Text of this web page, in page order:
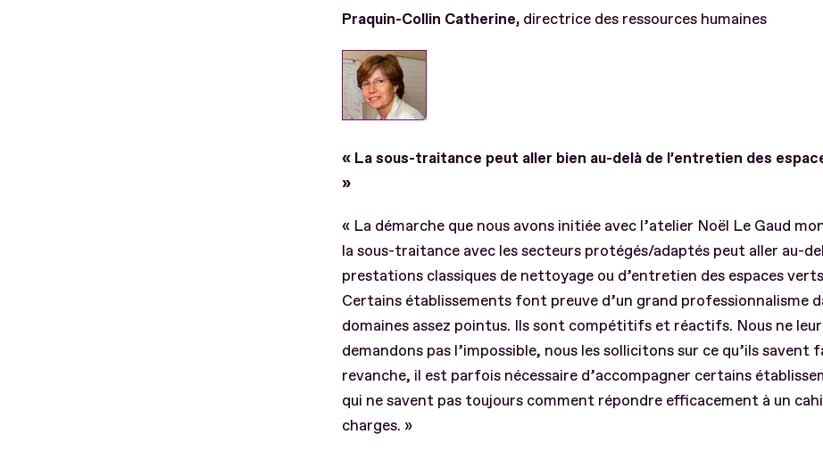
Praquin-Collin Catherine, directrice des ressources humaines
« La sous-traitance peut aller bien au-delà de l’entretien des
»
« La démarche que nous avons initiée avec l’atelier Noël Le Gaud
la sous-traitance avec les secteurs protégés/adaptés peut aller au-
prestations classiques de nettoyage ou d’entretien des espaces
Certains établissements font preuve d’un grand professionnalisme
domaines assez pointus. Ils sont compétitifs et réactifs. Nous ne leur
demandons pas l’impossible, nous les sollicitons sur ce qu’ils savent
revanche, il est parfois nécessaire d’accompagner certains
qui ne savent pas toujours comment répondre efficacement à un
charges. »